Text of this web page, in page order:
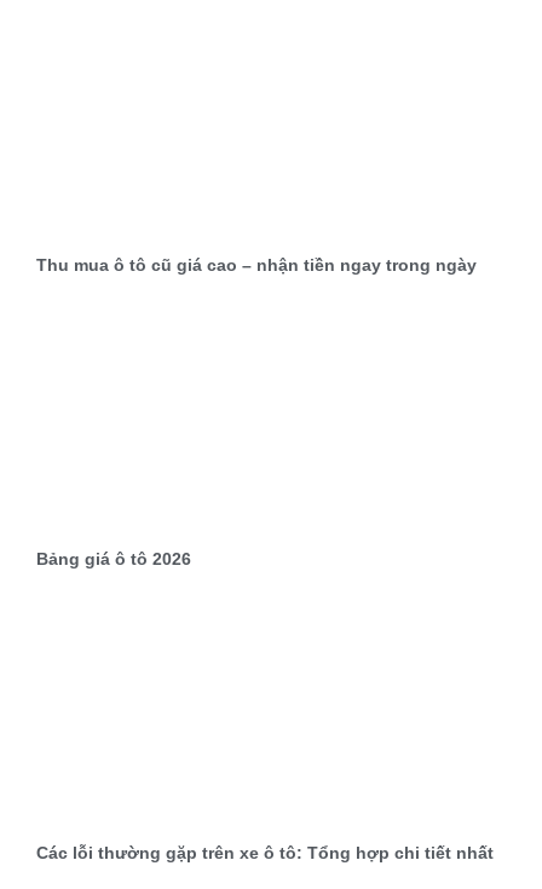
Thu mua ô tô cũ giá cao – nhận tiền ngay trong ngày
Bảng giá ô tô 2026
Các lỗi thường gặp trên xe ô tô: Tổng hợp chi tiết nhất